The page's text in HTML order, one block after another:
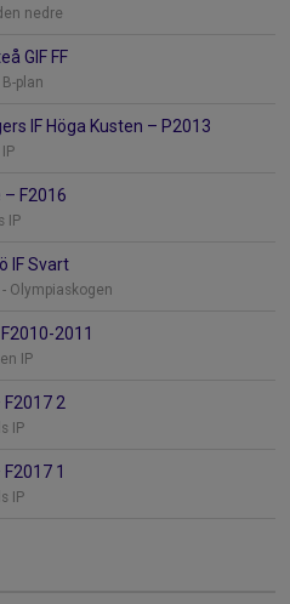
nedre
GIF FF
plan
IF Höga Kusten – P2013
– F2016
IP
IF Svart
Olympiaskogen
F2010-2011
IP
F2017 2
IP
F2017 1
IP